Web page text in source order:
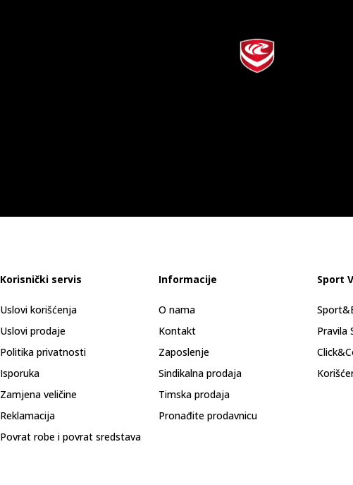
Korisnički servis
Uslovi korišćenja
Uslovi prodaje
Politika privatnosti
Isporuka
Zamjena veličine
Reklamacija
Povrat robe i povrat sredstava
Informacije
O nama
Kontakt
Zaposlenje
Sindikalna prodaja
Timska prodaja
Pronađite prodavnicu
Sport
Pravila